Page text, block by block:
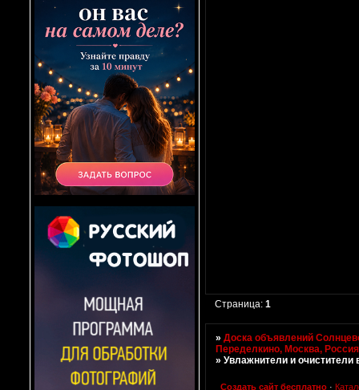
Страница:1
»Доска объявлений
Переделкино, Москва, Россия
»Увлажнители и очистители
Создать сайт бесплатно ·